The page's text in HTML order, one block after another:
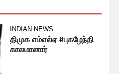
INDIAN NEWS
திமுக எம்எல்ஏ #புகழேந்தி
காலமானார்